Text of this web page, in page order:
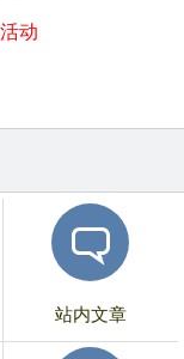
动
站内文章